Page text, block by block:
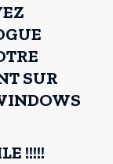
SUR
!!!!!